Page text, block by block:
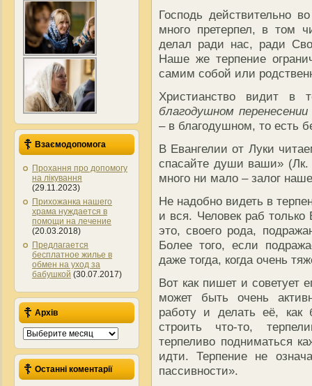
Взаємодопомога
Прохання про допомогу
на лікування
(29.11.2023)
Прихожанка нашего
храма нуждается в
помощи на лечение
(20.03.2018)
Предлагается
бесплатное жилье в
обмен на уход за
бабушкой (30.07.2017)
Архів
Архів
Останні коментарії
Господь действительно
много претерпел, в том
делал ради нас, ради
Наше же терпение
самим собой или
Христианство видит в
благодушном
– в благодушном, то есть
В Евангелии от Луки
спасайте души ваши» (Лк.
много ни мало – залог
Не надобно видеть в
и вся. Человек раб
это, своего рода,
Более того, если
даже тогда, когда очень
Вот как пишет и советует
может быть очень
работу и делать её,
строить что-то,
терпеливо подниматься
идти. Терпение не
пассивности».